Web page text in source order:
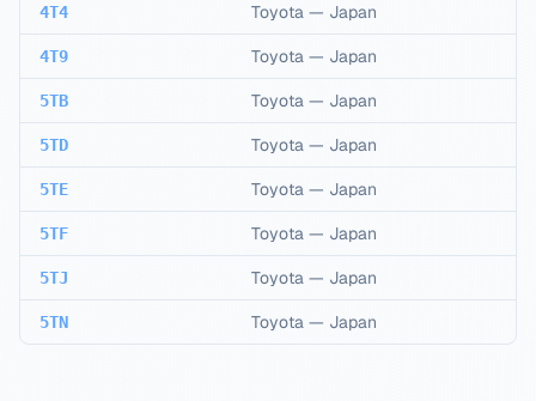
4T4 Toyota — Japan
4T9 Toyota — Japan
5TB Toyota — Japan
5TD Toyota — Japan
5TE Toyota — Japan
5TF Toyota — Japan
5TJ Toyota — Japan
5TN Toyota — Japan